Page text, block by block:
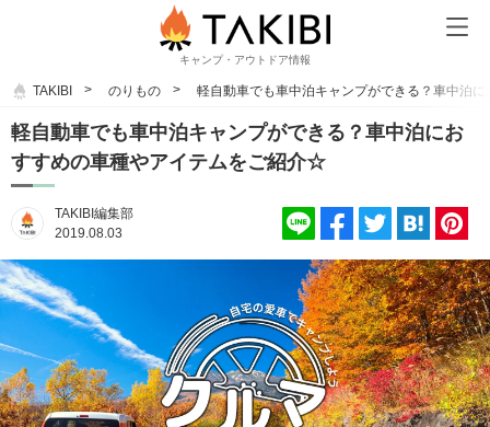
キャンプ・アウトドア情報
TAKIBI のりもの 軽自動車でも車中泊キャンプができる？車中泊
軽自動車でも車中泊キャンプができる？車中泊にお
すすめの車種やアイテムをご紹介☆
TAKIBI編集部
2019.08.03